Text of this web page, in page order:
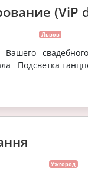
(ViP
Львов
Вашего
Подсветка
Ужгород